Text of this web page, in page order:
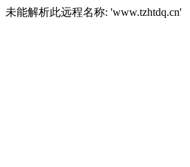
未能解析此远程名称: 'www.tzhtdq.cn'